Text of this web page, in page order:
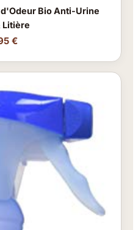
Bio Anti-Urine
Litière
€